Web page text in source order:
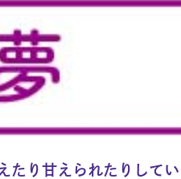
り甘えられたりして